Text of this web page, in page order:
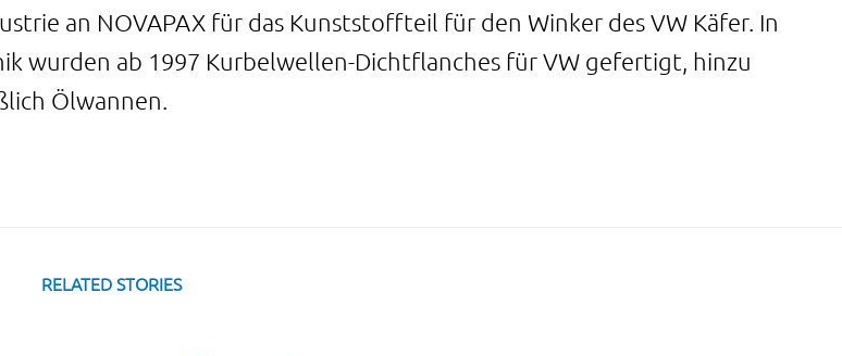
an NOVAPAX für das Kunststoffteil für den Winker des VW Käfer. In
wurden ab 1997 Kurbelwellen-Dichtflanches für VW gefertigt, hinzu
Ölwannen.
RELATED STORIES